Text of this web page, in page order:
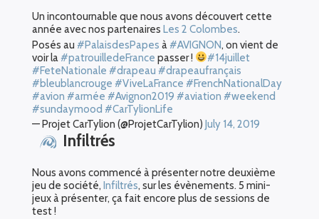
Un incontournable que nous avons découvert cette
année avec nos partenaires Les 2 Colombes.
Posés au #PalaisdesPapes à #AVIGNON, on vient de
voir la #patrouilledeFrance passer !
#14juillet
#FeteNationale #drapeau #drapeaufrançais
#bleublancrouge #ViveLaFrance #FrenchNationalDay
#avion #armée #Avignon2019 #aviation #weekend
#sundaymood #CarTylionLife
— Projet CarTylion (@ProjetCarTylion) July 14, 2019
Infiltrés
Nous avons commencé à présenter notre deuxième
jeu de société, Infiltrés, sur les évènements. 5 mini-
jeux à présenter, ça fait encore plus de sessions de
test !